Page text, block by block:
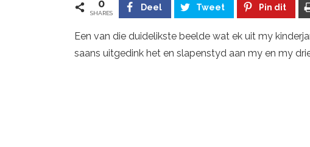
0
SHARES
Deel Tweet Pin dit
Een van die duidelikste beelde wat ek uit my
saans uitgedink het en slapenstyd aan my en my